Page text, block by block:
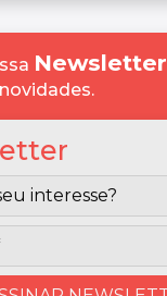
Newsletter